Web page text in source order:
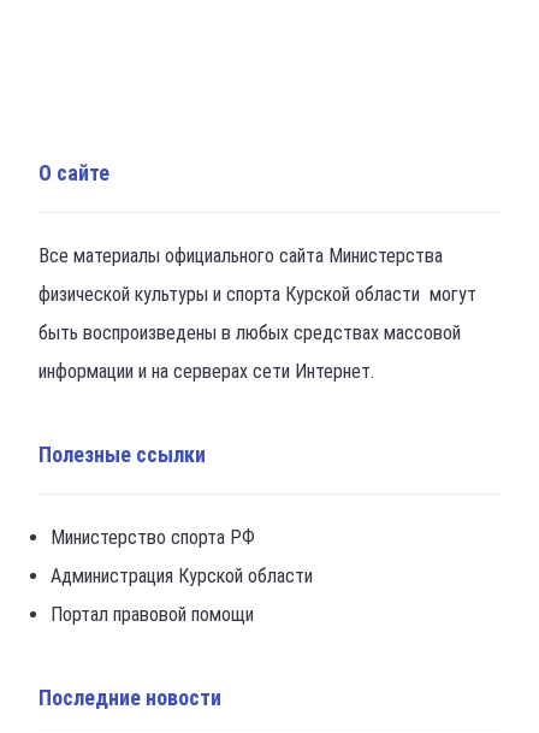
О сайте
Все материалы официального сайта Министерства
физической культуры и спорта Курской области могут
быть воспроизведены в любых средствах массовой
информации и на серверах сети Интернет.
Полезные ссылки
Министерство спорта РФ
Администрация Курской области
Портал правовой помощи
Последние новости